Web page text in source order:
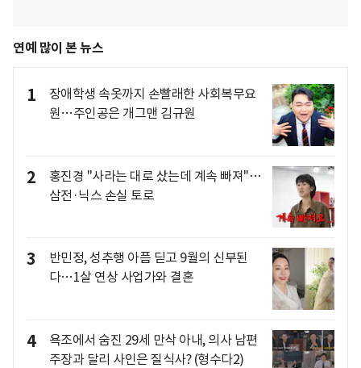
연예 많이 본 뉴스
1
장애학생 속옷까지 손빨래한 사회복무요
원…주인공은 개그맨 김규원
2
홍진경 "사라는 대로 샀는데 계속 빠져"…
삼전·닉스 손실 토로
3
반민정, 성추행 아픔 딛고 9월의 신부된
다…1살 연상 사업가와 결혼
4
욕조에서 숨진 29세 만삭 아내, 의사 남편
주장과 달리 사인은 질식사? (형수다2)